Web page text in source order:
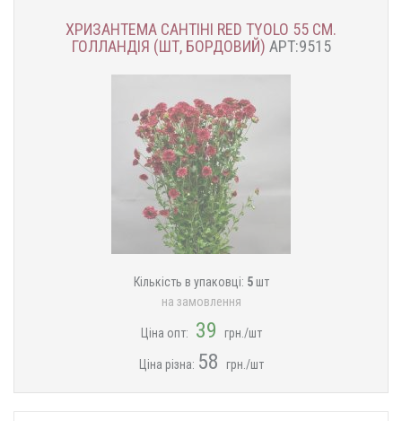
ХРИЗАНТЕМА САНТІНІ RED TYOLO 55 СМ.
ГОЛЛАНДІЯ (ШТ, БОРДОВИЙ) АРТ:9515
Кількість в упаковці: 5шт
на замовлення
Ціна опт: 39 грн./шт
Ціна різна: 58 грн./шт